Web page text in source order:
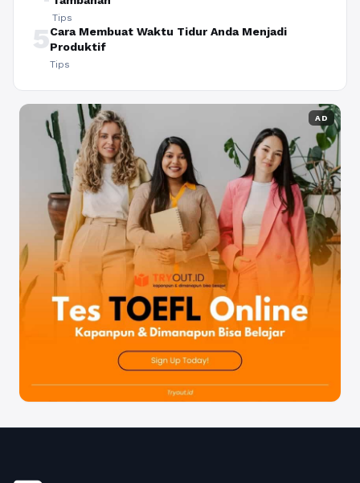
Tips
5Cara Membuat Waktu Tidur Anda Menjadi
Produktif
Tips
AD